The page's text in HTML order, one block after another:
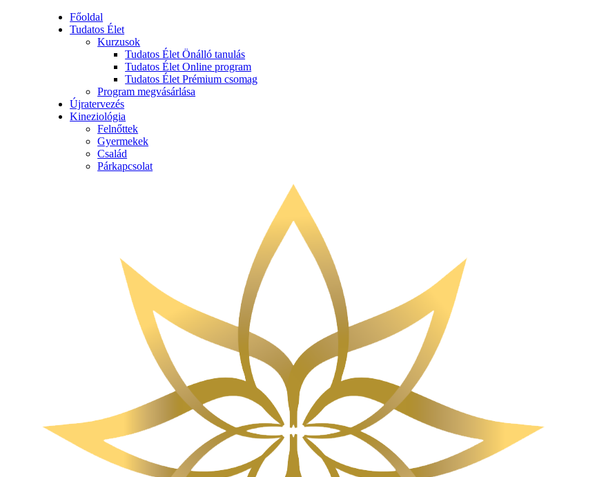
Főoldal
Tudatos Élet
Kurzusok
Tudatos Élet Önálló tanulás
Tudatos Élet Online program
Tudatos Élet Prémium csomag
Program megvásárlása
Újratervezés
Kineziológia
Felnőttek
Gyermekek
Család
Párkapcsolat